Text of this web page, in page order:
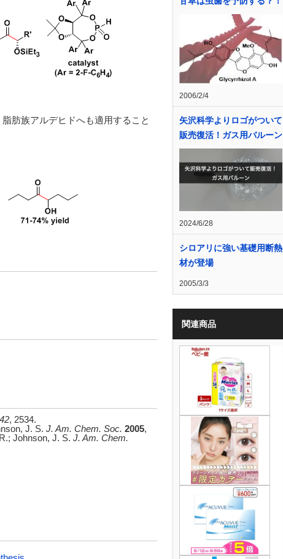
肪族アルデヒドへも適用すること
42, 2534.
J. S. J. Am. Chem. Soc. 2005,
Johnson, J. S. J. Am. Chem.
2006/2/4
矢沢科学よりロゴがついて
販売復活！ガス用バルーン
2024/6/28
シロアリに強い基礎用断熱
材が登場
2005/3/3
関連商品